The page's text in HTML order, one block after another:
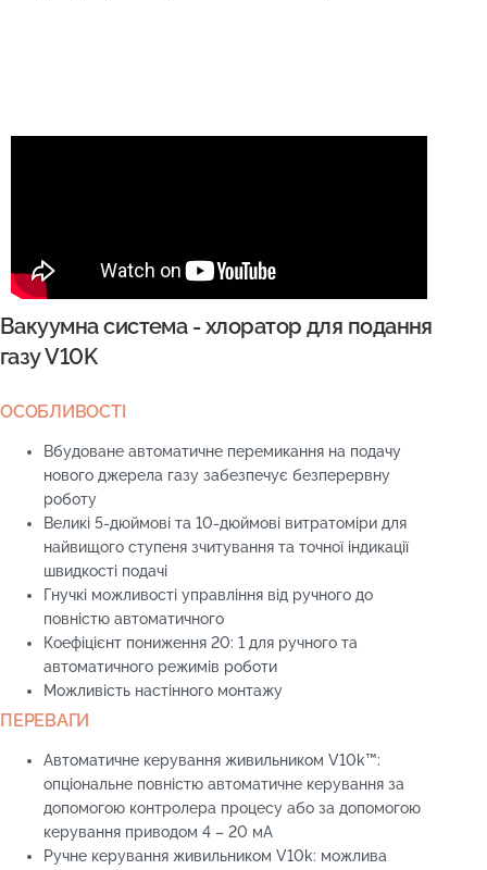
Вакуумна система - хлоратор для подання
газу V10K
ОСОБЛИВОСТІ
Вбудоване автоматичне перемикання на подачу
нового джерела газу забезпечує безперервну
роботу
Великі 5-дюймові та 10-дюймові витратоміри для
найвищого ступеня зчитування та точної індикації
швидкості подачі
Гнучкі можливості управління від ручного до
повністю автоматичного
Коефіцієнт пониження 20: 1 для ручного та
автоматичного режимів роботи
Можливість настінного монтажу
ПЕРЕВАГИ
Автоматичне керування живильником V10k™:
опціональне повністю автоматичне керування за
допомогою контролера процесу або за допомогою
керування приводом 4 – 20 мА
Ручне керування живильником V10k: можлива